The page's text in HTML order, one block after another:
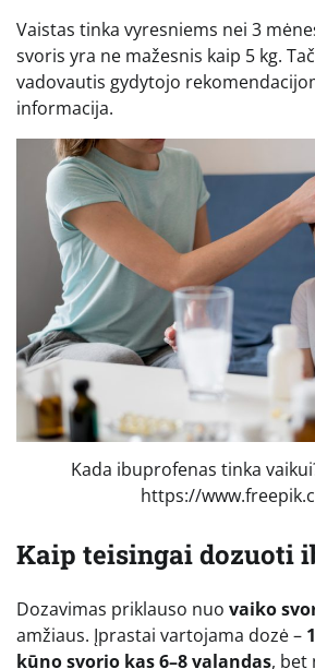
Vaistas tinka vyresniems nei 3
svoris yra ne mažesnis kaip 5 kg.
vadovautis gydytojo
informacija.
Kada ibuprofenas tinka
https://
Kaip teisingai dozuoti
Dozavimas priklauso nuo vaiko
amžiaus. Įprastai vartojama dozė –
kūno svorio kas 6–8 valandas, bet